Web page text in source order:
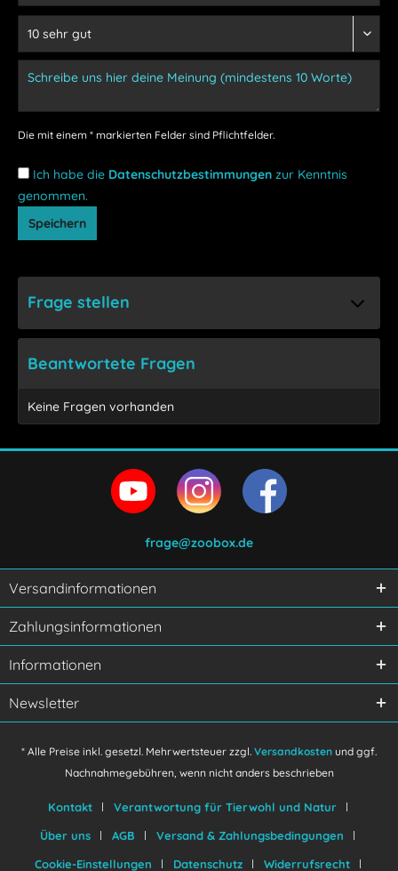
Die mit einem * markierten Felder sind Pflichtfelder.
Ich habe die Datenschutzbestimmungen zur Kenntnis
genommen.
Speichern
Frage stellen
Ich habe die
verstanden und stimme zu.
Mit * gekennzeichnete Felder sind Pflichtfelder.
Senden
Beantwortete Fragen
Keine Fragen vorhanden
frage@zoobox.de
Versandinformationen
Zahlungsinformationen
Informationen
Newsletter
* Alle Preise inkl. gesetzl. Mehrwertsteuer zzgl. Versandkosten und ggf.
Nachnahmegebühren, wenn nicht anders beschrieben
Kontakt
Verantwortung für Tierwohl und Natur
Über uns
AGB
Versand & Zahlungsbedingungen
Cookie-Einstellungen
Datenschutz Widerrufsrecht